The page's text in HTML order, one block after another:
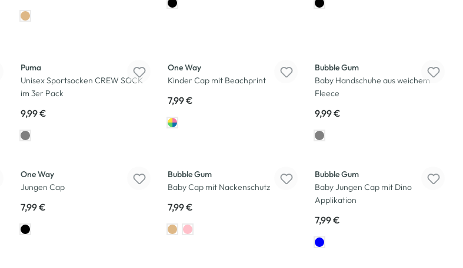
Puma
Unisex Sportsocken CREW SOCK
im 3er Pack
9,99 €
One Way
Kinder Cap mit Beachprint
7,99 €
Bubble Gum
Baby Handschuhe aus weichem
Fleece
9,99 €
One Way
Jungen Cap
7,99 €
Bubble Gum
Baby Cap mit Nackenschutz
7,99 €
Bubble Gum
Baby Jungen Cap mit Dino
Applikation
7,99 €